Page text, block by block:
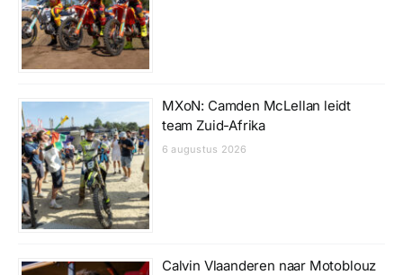
MXoN: Camden McLellan leidt
team Zuid-Afrika
6 augustus 2026
Calvin Vlaanderen naar Motoblouz